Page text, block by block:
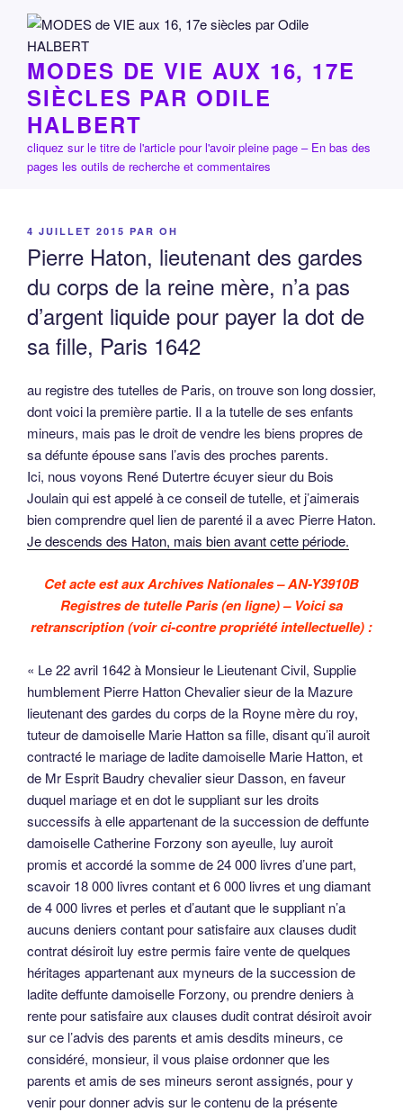
contenu
principalMODES DE VIE AUX 16, 17E
SIÈCLES PAR ODILE
HALBERT
cliquez sur le titre de l'article pour l'avoir pleine page – En bas des
pages les outils de recherche et commentaires
PUBLIÉ
4 JUILLET 2015 PAR OH
Pierre Haton, lieutenant des gardes
du corps de la reine mère, n’a pas
d’argent liquide pour payer la dot de
sa fille, Paris 1642
au registre des tutelles de Paris, on trouve son long dossier,
dont voici la première partie. Il a la tutelle de ses enfants
mineurs, mais pas le droit de vendre les biens propres de
sa défunte épouse sans l’avis des proches parents.
Ici, nous voyons René Dutertre écuyer sieur du Bois
Joulain qui est appelé à ce conseil de tutelle, et j’aimerais
bien comprendre quel lien de parenté il a avec Pierre Haton.
Je descends des Haton, mais bien avant cette période.
Cet acte est aux Archives Nationales – AN-Y3910B
Registres de tutelle Paris (en ligne) – Voici sa
retranscription (voir ci-contre propriété intellectuelle) :
« Le 22 avril 1642 à Monsieur le Lieutenant Civil, Supplie
humblement Pierre Hatton Chevalier sieur de la Mazure
lieutenant des gardes du corps de la Royne mère du roy,
tuteur de damoiselle Marie Hatton sa fille, disant qu’il auroit
contracté le mariage de ladite damoiselle Marie Hatton, et
de Mr Esprit Baudry chevalier sieur Dasson, en faveur
duquel mariage et en dot le suppliant sur les droits
successifs à elle appartenant de la succession de deffunte
damoiselle Catherine Forzony son ayeulle, luy auroit
promis et accordé la somme de 24 000 livres d’une part,
scavoir 18 000 livres contant et 6 000 livres et ung diamant
de 4 000 livres et perles et d’autant que le suppliant n’a
aucuns deniers contant pour satisfaire aux clauses dudit
contrat désiroit luy estre permis faire vente de quelques
héritages appartenant aux myneurs de la succession de
ladite deffunte damoiselle Forzony, ou prendre deniers à
rente pour satisfaire aux clauses dudit contrat désiroit avoir
sur ce l’advis des parents et amis desdits mineurs, ce
considéré, monsieur, il vous plaise ordonner que les
parents et amis de ses mineurs seront assignés, pour y
venir pour donner advis sur le contenu de la présente